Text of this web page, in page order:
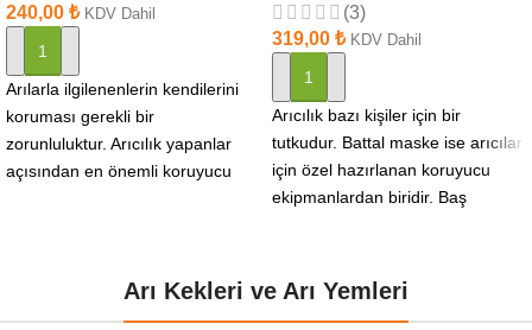
240,00 ₺ KDV Dahil
SEPETE EKLE
Arılarla ilgilenenlerin kendilerini
koruması gerekli bir
zorunluluktur. Arıcılık yapanlar
açısından en önemli koruyucu
(3)
319,00 ₺ KDV Dahil
SEPETE EKLE
Arıcılık bazı kişiler için bir
tutkudur. Battal maske ise arıcılar
için özel hazırlanan koruyucu
ekipmanlardan biridir. Baş
Arı Kekleri ve Arı Yemleri